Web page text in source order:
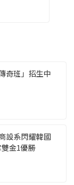
奇班」招生中
設系閃耀韓國
金1優勝